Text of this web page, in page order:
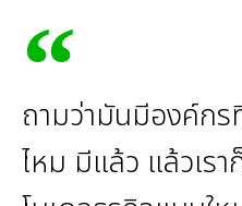
ถามว่ามันมีองค์ก
ไหม มีแล้ว แล้วเรา